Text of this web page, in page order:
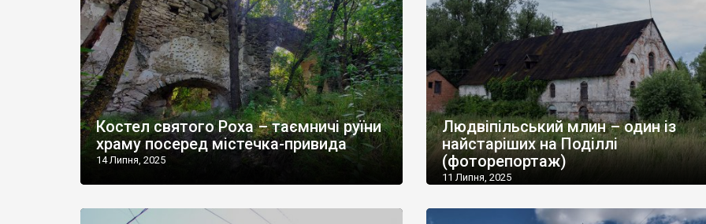
Костел святого Роха – таємничі руїни
храму посеред містечка-привида
14 Липня, 2025
Людвіпільський млин – один із
найстаріших на Поділлі
(фоторепортаж)
11 Липня, 2025